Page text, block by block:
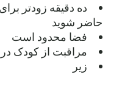
ده دقیقه زودتر
حاضر شوید
فضا محدود است
مراقبت از کودک
زیر